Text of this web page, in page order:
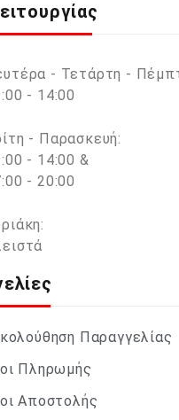
- Τετάρτη -
- 14:00
- Παρασκευή:
- 14:00 &
- 20:00
Παραγγελίας
Πληρωμής
Αποστολής